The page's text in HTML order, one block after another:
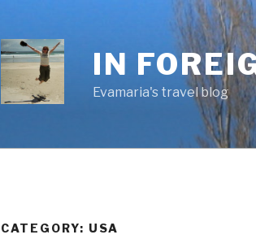
IN
Evamaria's travel blog
CATEGORY: USA